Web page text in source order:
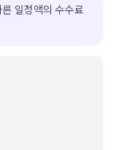
일정액의 수수료